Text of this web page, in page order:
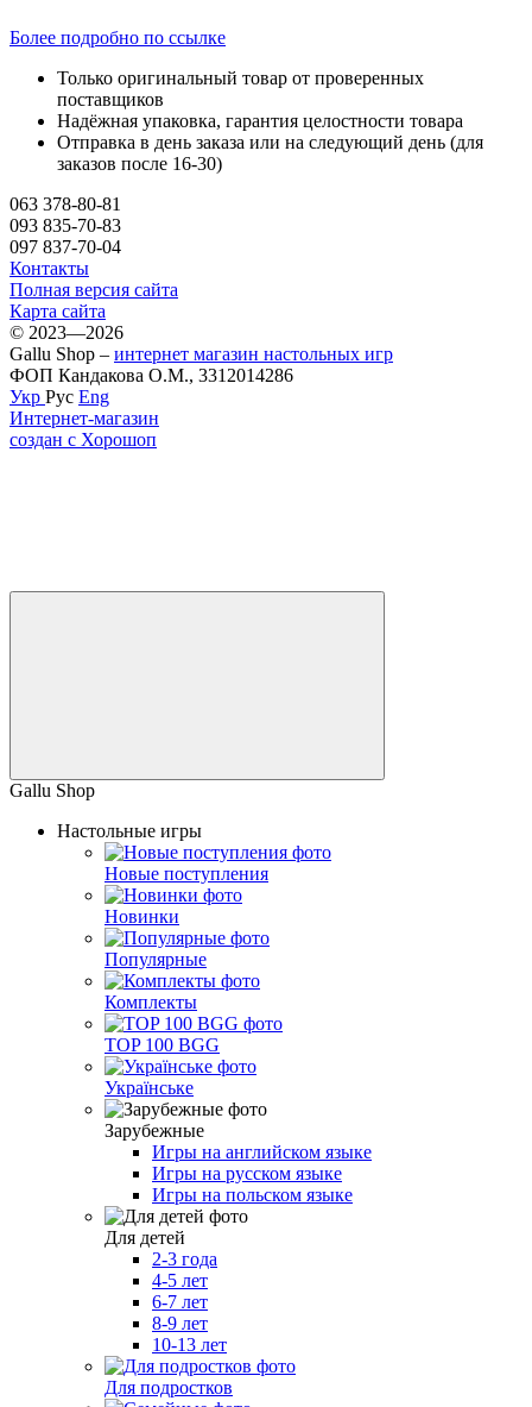
Более подробно по ссылке
Только оригинальный товар от проверенных
поставщиков
Надёжная упаковка, гарантия целостности товара
Отправка в день заказа или на следующий день (для
заказов после 16-30)
063 378-80-81
093 835-70-83
097 837-70-04
Контакты
Полная версия сайта
Карта сайта
© 2023—2026
Gallu Shop – интернет магазин настольных игр
ФОП Кандакова О.М., 3312014286
Укр Рус Eng
Интернет-магазин
создан с Хорошоп
Gallu Shop
Настольные игры
Новые поступления
Новинки
Популярные
Комплекты
TOP 100 BGG
Українське
Зарубежные
Игры на английском языке
Игры на русском языке
Игры на польском языке
Для детей
2-3 года
4-5 лет
6-7 лет
8-9 лет
10-13 лет
Для подростков